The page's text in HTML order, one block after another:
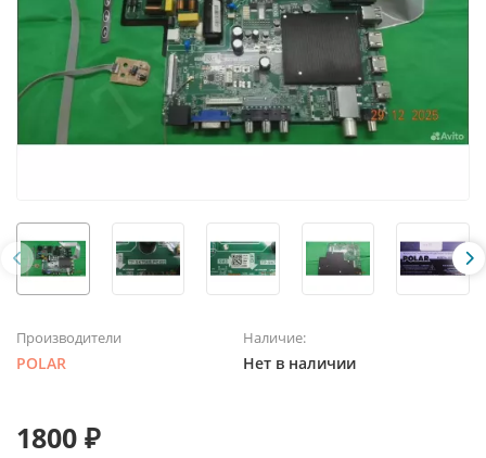
Производители
POLAR
Наличие:
Нет в наличии
1800 ₽